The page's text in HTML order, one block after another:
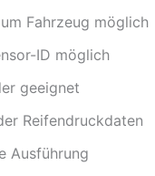
Fahrzeug möglich
ID möglich
geeignet
Reifendruckdaten
Ausführung